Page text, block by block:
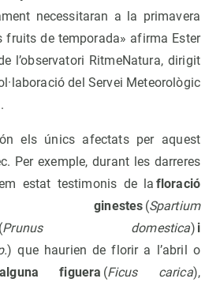
necessitaran a la primavera
fruits de temporada» afirma Ester
l’observatori RitmeNatura, dirigit
del Servei Meteorològic
els únics afectats per aquest
Per exemple, durant les darreres
estat testimonis de la floració
ginestes (Spartium
Prunus domestica) i
) que haurien de florir a l’abril o
figuera (Ficus carica),